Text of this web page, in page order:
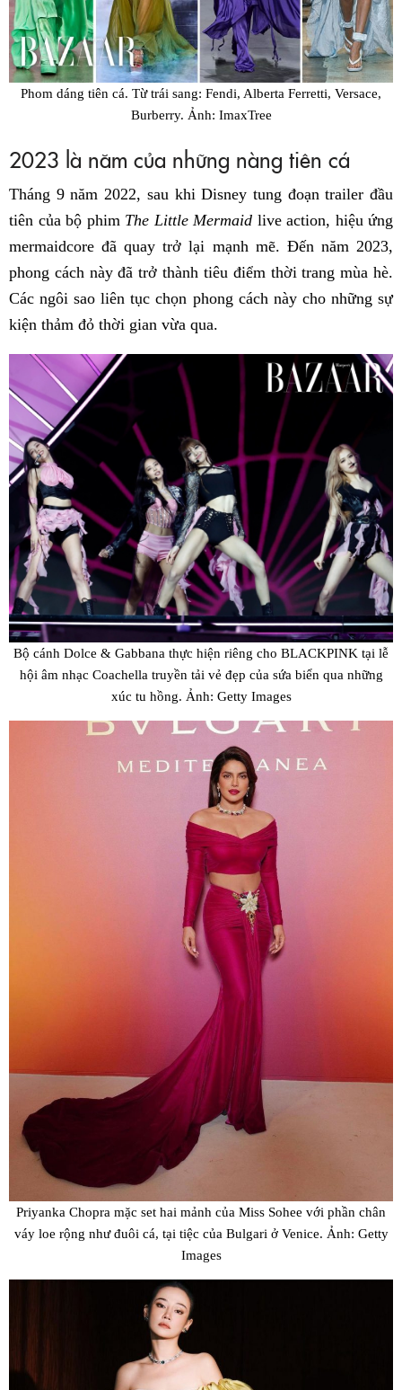
Phom dáng tiên cá. Từ trái sang: Fendi, Alberta Ferretti, Versace,
Burberry. Ảnh: ImaxTree
2023 là năm của những nàng tiên cá
Tháng 9 năm 2022, sau khi Disney tung đoạn trailer đầu
tiên của bộ phim The Little Mermaid live action, hiệu ứng
mermaidcore đã quay trở lại mạnh mẽ. Đến năm 2023,
phong cách này đã trở thành tiêu điểm thời trang mùa hè.
Các ngôi sao liên tục chọn phong cách này cho những sự
kiện thảm đỏ thời gian vừa qua.
Bộ cánh Dolce & Gabbana thực hiện riêng cho BLACKPINK tại lễ
hội âm nhạc Coachella truyền tải vẻ đẹp của sứa biển qua những
xúc tu hồng. Ảnh: Getty Images
Priyanka Chopra mặc set hai mảnh của Miss Sohee với phần chân
váy loe rộng như đuôi cá, tại tiệc của Bulgari ở Venice. Ảnh: Getty
Images